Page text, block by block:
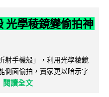
光學稜鏡變偷拍神
射手機殼」，利用光學稜鏡
側面偷拍，賣家更以暗示字
閱讀全文